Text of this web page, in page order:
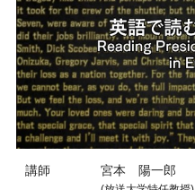
講師 宮本 陽一郎